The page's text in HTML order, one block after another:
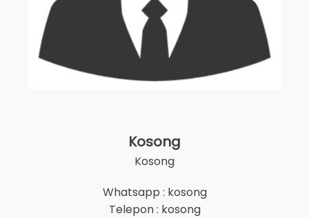
Kosong
Kosong
Whatsapp : kosong
Telepon : kosong